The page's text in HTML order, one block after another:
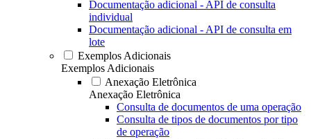
Documentação adicional - API de consulta
individual
Documentação adicional - API de consulta em
lote
Exemplos Adicionais
Exemplos Adicionais
Anexação Eletrônica
Anexação Eletrônica
Consulta de documentos de uma operação
Consulta de tipos de documentos por tipo
de operação